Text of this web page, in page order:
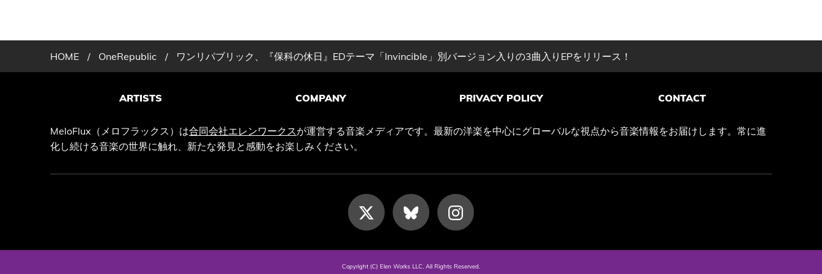
HOME / OneRepublic / ワンリパブリック、『保科の休日』EDテーマ「Invincible」別バージョン入りの3曲入りEPをリリース！
ARTISTS COMPANY PRIVACY POLICY CONTACT
MeloFlux（メロフラックス）は合同会社エレンワークスが運営する音楽メディアです。最新の洋楽を中心にグローバルな視点から音楽情報をお届けします。常に進
化し続ける音楽の世界に触れ、新たな発見と感動をお楽しみください。
Copyright (C) Elen Works LLC. All Rights Reserved.